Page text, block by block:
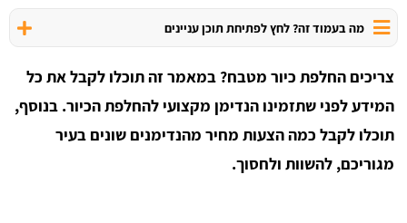
מה בעמוד זה? לחץ לפתיחת תוכן עניינים
צריכים החלפת כיור מטבח? במאמר זה תוכלו לקבל את כל
המידע לפני שתזמינו הנדימן מקצועי להחלפת הכיור. בנוסף,
תוכלו לקבל כמה הצעות מחיר מהנדימנים שונים בעיר
מגוריכם, להשוות ולחסוך.